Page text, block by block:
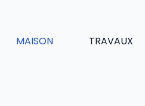
MAISON TRAVAUX